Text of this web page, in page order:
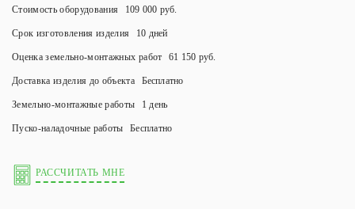
Стоимость оборудования 109 000 руб.
Срок изготовления изделия 10 дней
Оценка земельно-монтажных работ 61 150 руб.
Доставка изделия до объекта Бесплатно
Земельно-монтажные работы 1 день
Пуско-наладочные работы Бесплатно
РАССЧИТАТЬ МНЕ